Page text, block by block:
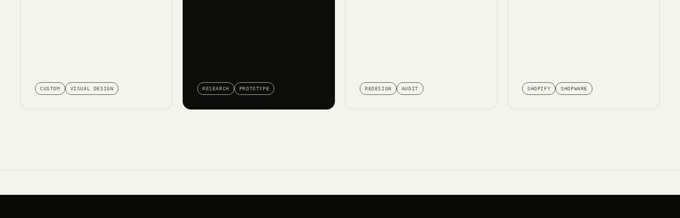
CUSTOM VISUAL DESIGN RESEARCH PROTOTYPE REDESIGN AUDIT SHOPIFY SHOPWARE